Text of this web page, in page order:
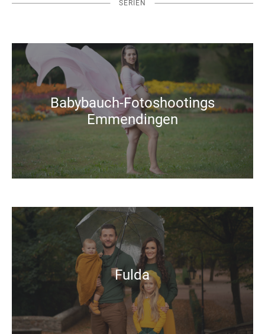
SERIEN
Babybauch-Fotoshootings
Emmendingen
Fulda